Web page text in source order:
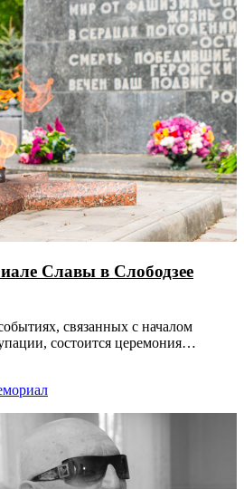
Славы в Слободзее
связанных с началом
состоится церемония